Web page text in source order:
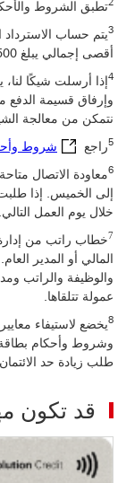
2تطبق الشروط
3يتم حساب الاسترداد
أقصى إجمالي يبلغ 500 جنيه مصري شهريًا.
4إذا أرسلت شيكًا
وإرفاق قسيمة
نتمكن من معالجة
5راجع شروط
6
إلى الخميس. إذا
خلال يوم العمل التالي.
7خطاب راتب من إدارة
المالي أو المدير
والوظيفة والراتب
عمولة تتلقاها.
8
طلب زيادة حد
قد تكون